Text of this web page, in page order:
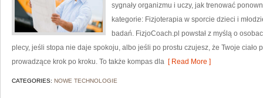
sygnały organizmu i uczy, jak trenować
kategorie: Fizjoterapia w sporcie dzieci i
badań. FizjoCoach.pl powstał z myślą o
plecy, jeśli stopa nie daje spokoju, albo jeśli po prostu czujesz, że Twoje ciało
prowadzące krok po kroku. To także kompas dla [ Read More ]
CATEGORIES: NOWE TECHNOLOGIE